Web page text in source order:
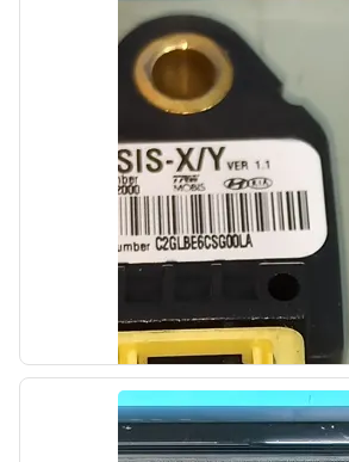
Амортизатор крышки
Getz 2005-2011
Производитель:
Hyundai-KIA
Цена: 600,00₽
Автолайн